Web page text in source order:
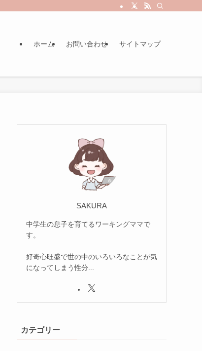
ホーム お問い合わせ サイトマップ
SAKURA
中学生の息子を育てるワーキングママで
す。
好奇心旺盛で世の中のいろいろなことが気
になってしまう性分...
カテゴリー